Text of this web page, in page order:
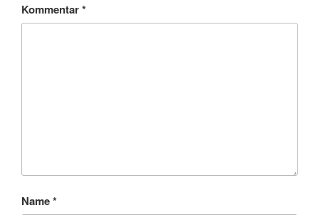
Kommentar*
Name*